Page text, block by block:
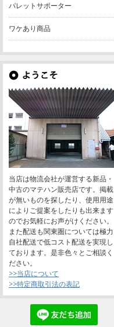
パレットサポーター
ワケあり商品
当店は物流会社が運営する新品・
中古のマテハン販売店です。掲載
が無いものを探したり、使用用途
によりご提案をしたりも出来ます
のでお気軽にお声がけください。
また配送も関東圏については極力
自社配送で低コスト配送を実現し
ております。是非色々とご相談く
ださい。
>>当店について
>>特定商取引法の表記